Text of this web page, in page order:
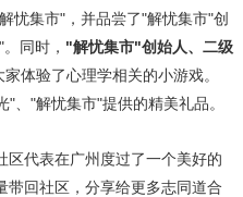
集市"，并品尝了"解忧集市"创
同时， "解忧集市"创始人、二级
家体验了心理学相关的小游戏。
、"解忧集市"提供的精美礼品。
区代表在广州度过了一个美好的
带回社区，分享给更多志同道合